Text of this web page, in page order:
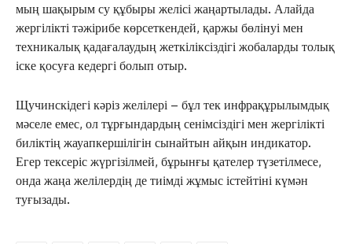
мың шақырым су құбыры желісі жаңартылады. Алайда
жергілікті тәжірибе көрсеткендей, қаржы бөлінуі мен
техникалық қадағалаудың жеткіліксіздігі жобаларды толық
іске қосуға кедергі болып отыр.
Щучинскідегі кәріз желілері – бұл тек инфрақұрылымдық
мәселе емес, ол тұрғындардың сенімсіздігі мен жергілікті
биліктің жауапкершілігін сынайтын айқын индикатор.
Егер тексеріс жүргізілмей, бұрынғы қателер түзетілмесе,
онда жаңа желілердің де тиімді жұмыс істейтіні күмән
туғызады.